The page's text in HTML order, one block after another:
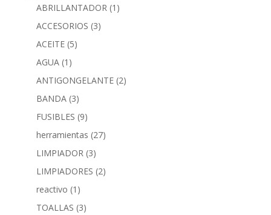
ABRILLANTADOR (1)
ACCESORIOS (3)
ACEITE (5)
AGUA (1)
ANTIGONGELANTE (2)
BANDA (3)
FUSIBLES (9)
herramientas (27)
LIMPIADOR (3)
LIMPIADORES (2)
reactivo (1)
TOALLAS (3)